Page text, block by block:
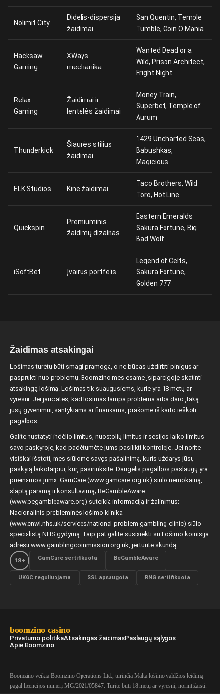
Nolimit City
Didelis-dispersija
žaidimai
San Quentin, Temple
Tumble, Coin O Mania
Hacksaw
Gaming
XWays
mechanika
Wanted Dead or a
Wild, Prison Architect,
Fright Night
Relax
Gaming
Žaidimai ir
lentelės žaidimai
Money Train,
Superbet, Temple of
Aurum
Thunderkick
Šiaurės stilius
žaidimai
1429 Uncharted Seas,
Babushkas,
Magicious
ELK Studios Kine žaidimai
Taco Brothers, Wild
Toro, Hot Line
Quickspin
Premiuminis
žaidimų dizainas
Eastern Emeralds,
Sakura Fortune, Big
Bad Wolf
iSoftBet Įvairus portfelis
Legend of Celts,
Sakura Fortune,
Golden 777
Žaidimas atsakingai
Lošimas turėtų būti smagi pramoga, o ne būdas uždirbti pinigus ar
pasprukti nuo problemų. Boomzino mes esame įsipareigoję skatinti
atsakingą lošimą. Lošimas tik suaugusiems, kurie yra 18 metų ar
vyresni. Jei jaučiatės, kad lošimas tampa problema arba daro įtaką
jūsų gyvenimui, santykiams ar finansams, prašome iš karto ieškoti
pagalbos.
Galite nustatyti indėlio limitus, nuostolių limitus ir sesijos laiko limitus
savo paskyroje, kad padėtumėte jums pasilikti kontrolėje. Jei norite
visiškai išstoti, mes siūlome savęs pašalinimą, kuris uždarys jūsų
paskyrą laikotarpiui, kurį pasirinksite. Daugelis pagalbos paslaugų yra
prieinamos jums: GamCare (www.gamcare.org.uk) siūlo nemokamą,
slaptą paramą ir konsultavimą; BeGambleAware
(www.begambleaware.org) suteikia informaciją ir žalinimus;
Nacionalinis probleminės lošimo klinika
(www.cnwl.nhs.uk/services/national-problem-gambling-clinic) siūlo
specialistą NHS gydymą. Taip pat galite susisiekti su Lošimo komisija
adresu www.gamblingcommission.org.uk, jei turite skundą.
18+ GamCare sertifikuota BeGambleAware
UKGC reguliuojama SSL apsaugota RNG sertifikuota
boomzino casino
Privatumo politikaAtsakingas žaidimasPaslaugų sąlygos
Apie Boomzino
Boomzino veikia Boomzino Operations Ltd., turinčia Malta lošimo valdžios leidimą
pagal licencijos numerį MG/2021/05847. Turite būti 18 metų ar vyresni, norint žaisti.